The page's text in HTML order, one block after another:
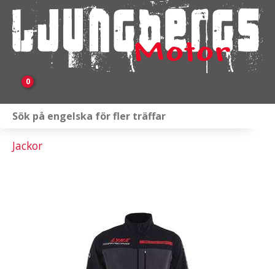
0
Jackor